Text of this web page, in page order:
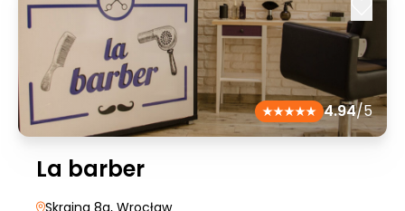
4.94/5
La barber
Skrajna 8a, Wrocław